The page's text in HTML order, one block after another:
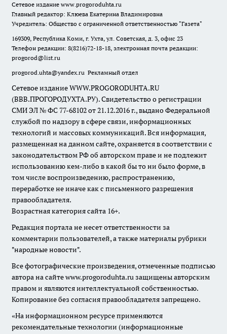
Сетевое издание www.progoroduhta.ru
Главный редактор: Клюева Екатерина Владимировна
Учредитель: Общество с ограниченной ответственностью "Газета"
169309, Республика Коми, г. Ухта, ул. Советская, д. 3, офис 23
Телефон редакции: 8(8216)72-18-18, электронная почта редакции:
progorod@list.ru
progorod.uhta@yandex.ru Рекламный отдел
Сетевое издание WWW.PROGORODUHTA.RU
(ВВВ.ПРОГОРОДУХТА.РУ). Свидетельство о регистрации
СМИ ЭЛ № ФС 77-68102 от 21.12.2016 г., выдано Федеральной
службой по надзору в сфере связи, информационных
технологий и массовых коммуникаций. Вся информация,
размещенная на данном сайте, охраняется в соответствии с
законодательством РФ об авторском праве и не подлежит
использованию кем-либо в какой бы то ни было форме, в
том числе воспроизведению, распространению,
переработке не иначе как с письменного разрешения
правообладателя.
Возрастная категория сайта 16+.
Редакция портала не несет ответственности за
комментарии пользователей, а также материалы рубрики
"народные новости".
Все фотографические произведения, отмеченные подписью
автора на сайте www.progoroduhta.ru защищены авторским
правом и являются интеллектуальной собственностью.
Копирование без согласия правообладателя запрещено.
«На информационном ресурсе применяются
рекомендательные технологии (информационные